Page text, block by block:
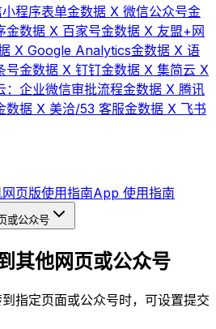
程序表单金数据 X 微信公众号金
金数据 X 百家号金数据 X 友盟+网
X Google Analytics金数据 X 语
号金数据 X 钉钉金数据 X 集简云 X
：企业微信审批流程金数据 X 腾讯
数据 X 美洽/53 客服金数据 X 飞书
页版使用指南App 使用指南
或公众号
其他网页或公众号
指定页面或公众号时，可设置提交